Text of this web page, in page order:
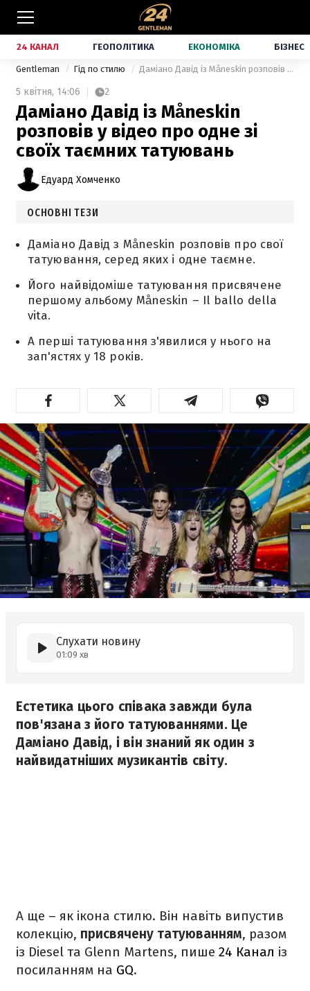
24 КАНАЛ ГЕОПОЛІТИКА ЕКОНОМІКА БІЗНЕС
Gentleman Гід по стилю Даміано Давід із Måneskin розповів у відео про одне зі своїх таємних татуювань
5 квітня, 14:06 2
Даміано Давід із Måneskin
розповів у відео про одне зі
своїх таємних татуювань
Едуард Хомченко
ОСНОВНІ ТЕЗИ
Даміано Давід з Måneskin розповів про свої
татуювання, серед яких і одне таємне.
Його найвідоміше татуювання присвячене
першому альбому Måneskin – Il ballo della
vita.
А перші татуювання з'явилися у нього на
зап'ястях у 18 років.
Слухати новину
01:09 хв
Естетика цього співака завжди була
пов'язана з його татуюваннями. Це
Даміано Давід, і він знаний як один з
найвидатніших музикантів світу.
А ще – як ікона стилю. Він навіть випустив
колекцію, присвячену татуюванням, разом
із Diesel та Glenn Martens, пише 24 Канал із
посиланням на GQ.